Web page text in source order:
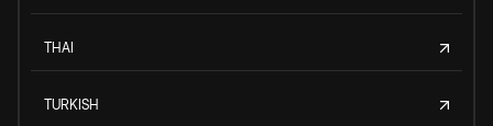
THAI
TURKISH